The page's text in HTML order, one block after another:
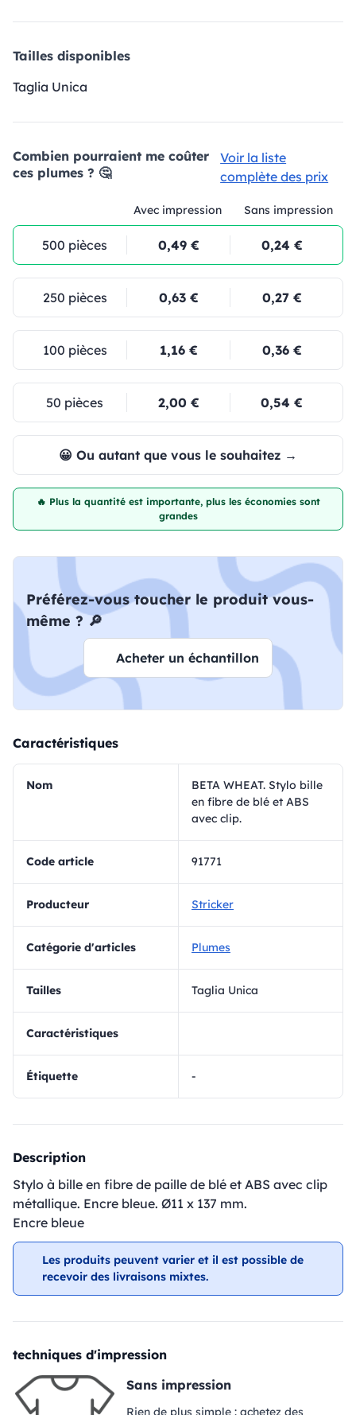
Tailles disponibles
Taglia Unica
Combien pourraient me coûter
ces plumes ? 🤔
Voir la liste
complète des prix
Avec impression Sans impression
500 pièces 0,49 € 0,24 €
250 pièces 0,63 € 0,27 €
100 pièces 1,16 € 0,36 €
50 pièces 2,00 € 0,54 €
😀 Ou autant que vous le souhaitez →
🔥 Plus la quantité est importante, plus les économies sont
grandes
Préférez-vous toucher le produit vous-
même ? 🔎
Acheter un échantillon
Caractéristiques
Nom
BETA WHEAT. Stylo bille
en fibre de blé et ABS
avec clip.
Code article 91771
Producteur Stricker
Catégorie d'articles Plumes
Tailles Taglia Unica
Caractéristiques
Étiquette -
Description
Stylo à bille en fibre de paille de blé et ABS avec clip
métallique. Encre bleue. Ø11 x 137 mm.
Encre bleue
Les produits peuvent varier et il est possible de
recevoir des livraisons mixtes.
techniques d'impression
Sans impression
Rien de plus simple : achetez des